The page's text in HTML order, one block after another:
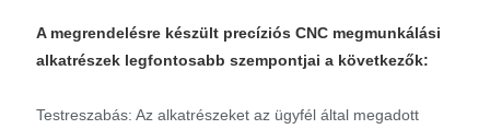
A megrendelésre készült precíziós CNC megmunkálási
alkatrészek legfontosabb szempontjai a következők:
Testreszabás: Az alkatrészeket az ügyfél által megadott